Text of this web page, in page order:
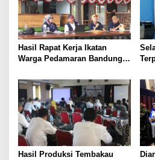
i
p
o
s
Hasil Rapat Kerja Ikatan
Warga Pedamaran Bandung
Kemasyarakatan Menjadi
Prioritas Utama
Hasil Produksi Tembakau